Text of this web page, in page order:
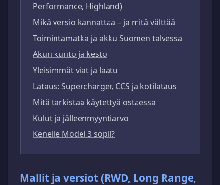
Performance, Highland)
Mikä versio kannattaa – ja mitä välttää
Toimintamatka ja akku Suomen talvessa
Akun kunto ja kesto
Yleisimmät viat ja laatu
Lataus: Supercharger, CCS ja kotilataus
Mitä tarkistaa käytettyä ostaessa
Kulut ja jälleenmyyntiarvo
Kenelle Model 3 sopii?
Mallit ja versiot (RWD, Long Range,